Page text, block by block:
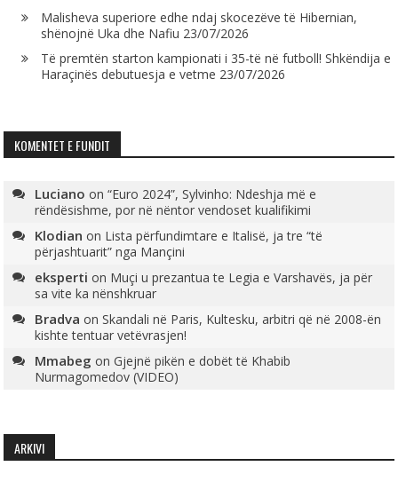
Malisheva superiore edhe ndaj skocezëve të Hibernian,
shënojnë Uka dhe Nafiu 23/07/2026
Të premtën starton kampionati i 35-të në futboll! Shkëndija e
Haraçinës debutuesja e vetme 23/07/2026
KOMENTET E FUNDIT
Luciano on“Euro 2024”, Sylvinho: Ndeshja më e
rëndësishme, por në nëntor vendoset kualifikimi
Klodian on Lista përfundimtare e Italisë, ja tre “të
përjashtuarit” nga Mançini
eksperti on Muçi u prezantua te Legia e Varshavës, ja për
sa vite ka nënshkruar
Bradva onSkandali në Paris, Kultesku, arbitri që në 2008-ën
kishte tentuar vetëvrasjen!
Mmabeg onGjejnë pikën e dobët të Khabib
Nurmagomedov (VIDEO)
ARKIVI